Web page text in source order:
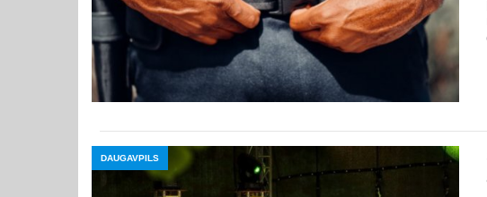
DAUGAVPILS